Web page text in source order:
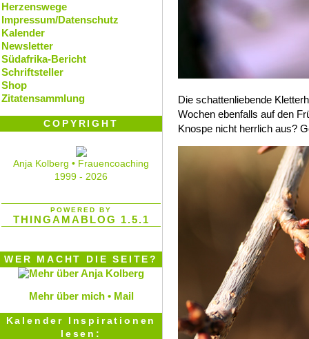
Die schattenliebende
Wochen ebenfalls auf den
Knospe nicht herrlich aus?
Herzenswege
Impressum/Datenschutz
Kalender
Newsletter
Südafrika-Bericht
Schriftsteller
Shop
Zitatensammlung
COPYRIGHT
Anja Kolberg • Frauencoaching
1999 - 2026
POWERED BY
THINGAMABLOG 1.5.1
WER MACHT DIE SEITE?
Mehr über mich • Mail
Kalender Inspirationen
lesen: